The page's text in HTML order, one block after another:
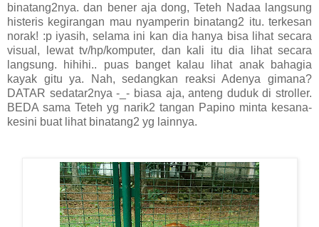
binatang2nya. dan bener aja dong, Teteh Nadaa langsung
histeris kegirangan mau nyamperin binatang2 itu. terkesan
norak! :p iyasih, selama ini kan dia hanya bisa lihat secara
visual, lewat tv/hp/komputer, dan kali itu dia lihat secara
langsung. hihihi.. puas banget kalau lihat anak bahagia
kayak gitu ya. Nah, sedangkan reaksi Adenya gimana?
DATAR sedatar2nya -_- biasa aja, anteng duduk di stroller.
BEDA sama Teteh yg narik2 tangan Papino minta kesana-
kesini buat lihat binatang2 yg lainnya.